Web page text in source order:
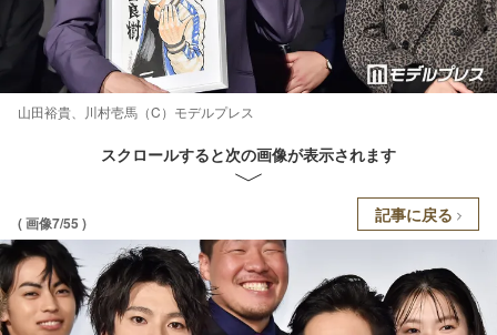
山田裕貴、川村壱馬（C）モデルプレス
スクロールすると次の画像が表示されます
( 画像7/55 ) 記事に戻る